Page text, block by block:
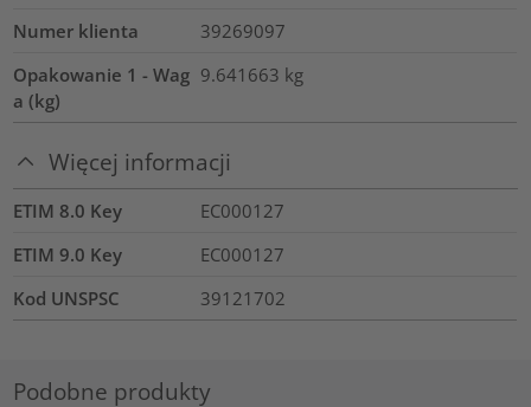
Numer klienta
39269097
Opakowanie 1 - Wag
a (kg)
9.641663 kg
Więcej informacji
ETIM 8.0 Key
EC000127
ETIM 9.0 Key
EC000127
Kod UNSPSC
39121702
Podobne produkty